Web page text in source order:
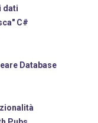
dati
C#
Database